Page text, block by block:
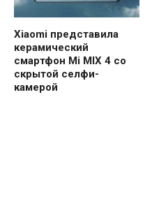
Xiaomi представила
керамический
смартфон Mi MIX 4 со
скрытой селфи-
камерой